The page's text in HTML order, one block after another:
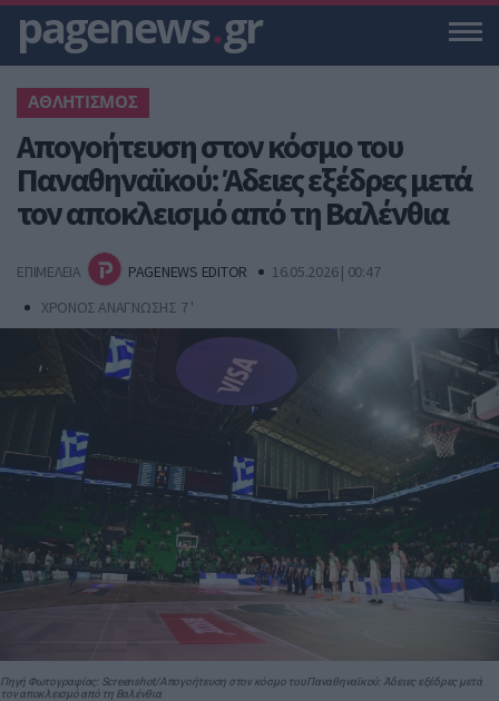
pagenews.gr
ΑΘΛΗΤΙΣΜΟΣ
Απογοήτευση στον κόσμο του
Παναθηναϊκού: Άδειες εξέδρες μετά
τον αποκλεισμό από τη Βαλένθια
ΕΠΙΜΕΛΕΙΑ PAGENEWS EDITOR
16.05.2026 | 00:47
ΧΡΟΝΟΣ ΑΝΑΓΝΩΣΗΣ 7 '
Πηγή Φωτογραφίας: Screenshot/Απογοήτευση στον κόσμο του Παναθηναϊκού: Άδειες εξέδρες μετά
τον αποκλεισμό από τη Βαλένθια